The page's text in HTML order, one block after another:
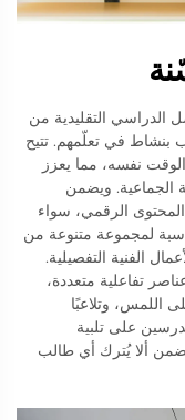
الدراسي التقليدية من
بنشاط في تعلّمهم. تتيح
نفسه، مما يعزز
الجماعية. ويضمن
المحتوى الرقمي، سواء
لمجموعة متنوعة من
الفنية التفصيلية.
تفاعلية متعددة،
اللمس، وتلاعبًا
على تلبية
ألا يُترك أي طالب